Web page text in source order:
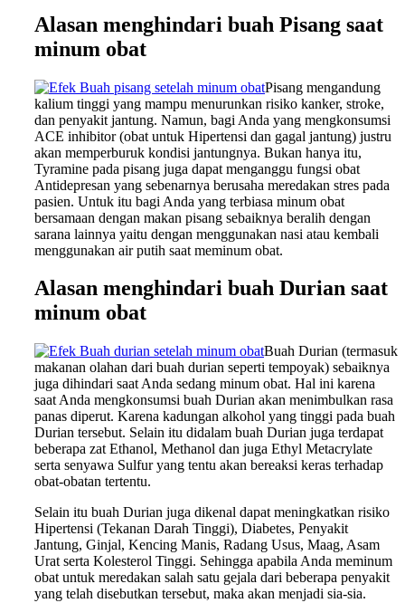
Alasan menghindari buah Pisang saat
minum obat
Pisang mengandung
kalium tinggi yang mampu menurunkan risiko kanker, stroke,
dan penyakit jantung. Namun, bagi Anda yang mengkonsumsi
ACE inhibitor (obat untuk Hipertensi dan gagal jantung) justru
akan memperburuk kondisi jantungnya. Bukan hanya itu,
Tyramine pada pisang juga dapat menganggu fungsi obat
Antidepresan yang sebenarnya berusaha meredakan stres pada
pasien. Untuk itu bagi Anda yang terbiasa minum obat
bersamaan dengan makan pisang sebaiknya beralih dengan
sarana lainnya yaitu dengan menggunakan nasi atau kembali
menggunakan air putih saat meminum obat.
Alasan menghindari buah Durian saat
minum obat
Buah Durian (termasuk
makanan olahan dari buah durian seperti tempoyak) sebaiknya
juga dihindari saat Anda sedang minum obat. Hal ini karena
saat Anda mengkonsumsi buah Durian akan menimbulkan rasa
panas diperut. Karena kadungan alkohol yang tinggi pada buah
Durian tersebut. Selain itu didalam buah Durian juga terdapat
beberapa zat Ethanol, Methanol dan juga Ethyl Metacrylate
serta senyawa Sulfur yang tentu akan bereaksi keras terhadap
obat-obatan tertentu.
Selain itu buah Durian juga dikenal dapat meningkatkan risiko
Hipertensi (Tekanan Darah Tinggi), Diabetes, Penyakit
Jantung, Ginjal, Kencing Manis, Radang Usus, Maag, Asam
Urat serta Kolesterol Tinggi. Sehingga apabila Anda meminum
obat untuk meredakan salah satu gejala dari beberapa penyakit
yang telah disebutkan tersebut, maka akan menjadi sia-sia.